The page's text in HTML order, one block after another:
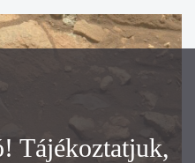
Tájékoztatjuk,